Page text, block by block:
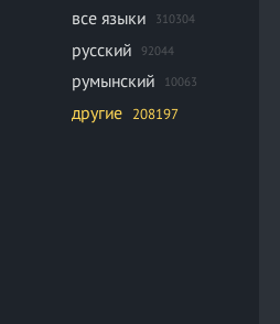
все языки 310304
русский 92044
румынский 10063
другие 208197